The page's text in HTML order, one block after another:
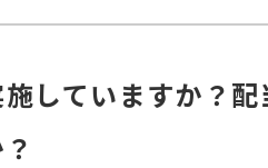
していますか？